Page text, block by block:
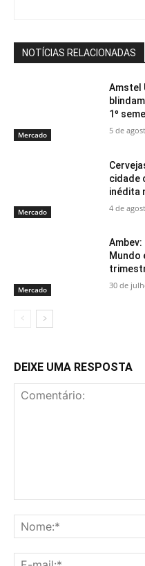
NOTÍCIAS RELACIONADAS
Mercado
Amstel
1º
5 de
Mercado
cidade
inédita
4 de
Mercado
Ambev:
Mundo
30 de
DEIXE UMA RESPOSTA